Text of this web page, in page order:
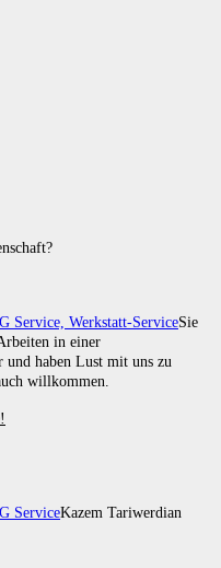
Sie
in einer
und haben Lust mit uns zu
willkommen.
Kazem Tariwerdian